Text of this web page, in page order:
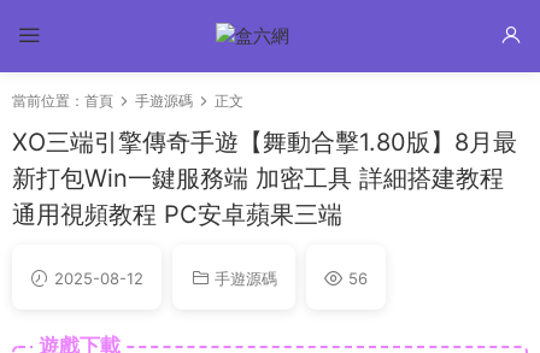
當前位置： 首頁 手遊源碼 正文
XO三端引擎傳奇手遊【舞動合擊1.80版】8月最
新打包Win一鍵服務端 加密工具 詳細搭建教程
通用視頻教程 PC安卓蘋果三端
2025-08-12 手遊源碼 56
遊戲下載